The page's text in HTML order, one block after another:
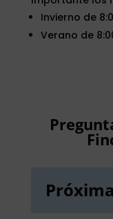
Invierno de
Verano de